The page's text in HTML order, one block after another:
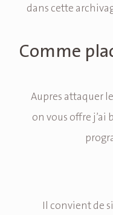
dans cette
Comme
Aupres attaquer
on vous offre
Il convient de